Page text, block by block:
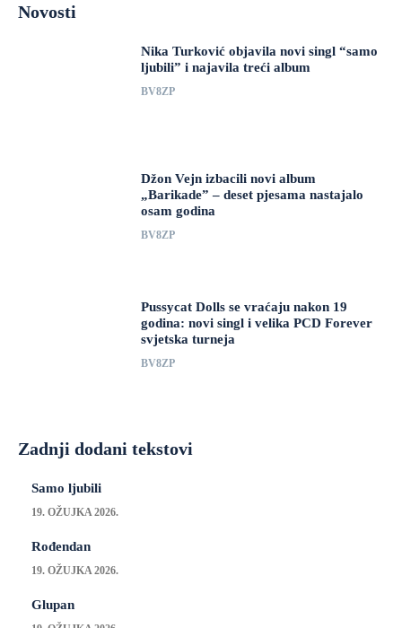
Novosti
Nika Turković objavila novi singl “samo
ljubili” i najavila treći album
BV8ZP
Džon Vejn izbacili novi album
„Barikade” – deset pjesama nastajalo
osam godina
BV8ZP
Pussycat Dolls se vraćaju nakon 19
godina: novi singl i velika PCD Forever
svjetska turneja
BV8ZP
Zadnji dodani tekstovi
Samo ljubili
19. OŽUJKA 2026.
Rođendan
19. OŽUJKA 2026.
Glupan